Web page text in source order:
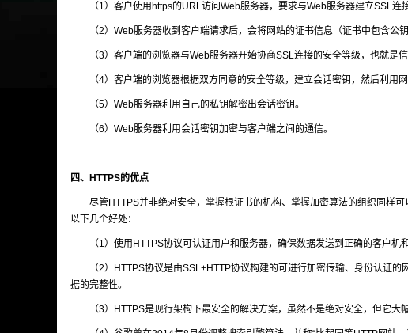
（1）客户使用https的URL访问Web服务器，要求与Web服务器建立SSL连接
（2）Web服务器收到客户端请求后，会将网站的证书信息（证书中包含公钥
（3）客户端的浏览器与Web服务器开始协商SSL连接的安全等级，也就是信
（4）客户端的浏览器根据双方同意的安全等级，建立会话密钥，然后利用网
（5）Web服务器利用自己的私钥解密出会话密钥。
（6）Web服务器利用会话密钥加密与客户端之间的通信。
四、HTTPS的优点
尽管HTTPS并非绝对安全，掌握根证书的机构、掌握加密算法的组织同样可
以下几个好处：
（1）使用HTTPS协议可认证用户和服务器，确保数据发送到正确的客户机和
（2）HTTPS协议是由SSL+HTTP协议构建的可进行加密传输、身份认证的
据的完整性。
（3）HTTPS是现行架构下最安全的解决方案，虽然不是绝对安全，但它大幅